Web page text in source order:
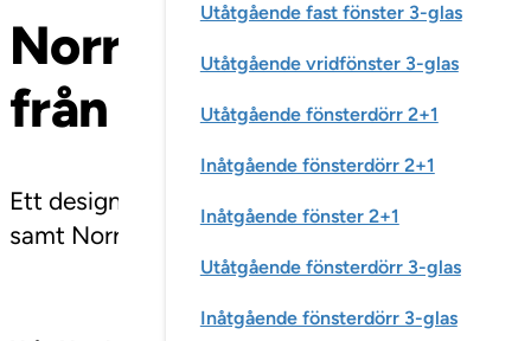
Utåtgående fast fönster 3-glas
Utåtgående vridfönster 3-glas
Utåtgående fönsterdörr 2+1
Inåtgående fönsterdörr 2+1
Inåtgående fönster 2+1
Utåtgående fönsterdörr 3-glas
Inåtgående fönsterdörr 3-glas
Norra Sveriges nya
från SSC
Ett designhotell som verkligen får en att lyfta
samt Norrlandskustens högst belägna skybar